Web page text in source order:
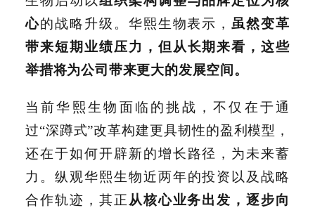
心的战略升级。华熙生物表示，虽然变革
带来短期业绩压力，但从长期来看，这些
举措将为公司带来更大的发展空间。
当前华熙生物面临的挑战，不仅在于通
过“深蹲式”改革构建更具韧性的盈利模型，
还在于如何开辟新的增长路径，为未来蓄
力。纵观华熙生物近两年的投资以及战略
合作轨迹，其正从核心业务出发，逐步向